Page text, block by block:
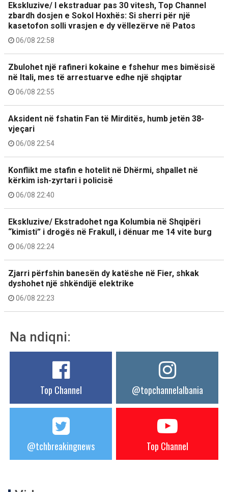
Ekskluzive/ I ekstraduar pas 30 vitesh, Top Channel
zbardh dosjen e Sokol Hoxhës: Si sherri për një
kasetofon solli vrasjen e dy vëllezërve në Patos
06/08 22:58
Zbulohet një rafineri kokaine e fshehur mes bimësisë
në Itali, mes të arrestuarve edhe një shqiptar
06/08 22:55
Aksident në fshatin Fan të Mirditës, humb jetën 38-
vjeçari
06/08 22:54
Konflikt me stafin e hotelit në Dhërmi, shpallet në
kërkim ish-zyrtari i policisë
06/08 22:40
Ekskluzive/ Ekstradohet nga Kolumbia në Shqipëri
“kimisti” i drogës në Frakull, i dënuar me 14 vite burg
06/08 22:24
Zjarri përfshin banesën dy katëshe në Fier, shkak
dyshohet një shkëndijë elektrike
06/08 22:23
Na ndiqni:
Top Channel @topchannelalbania
@tchbreakingnews Top Channel